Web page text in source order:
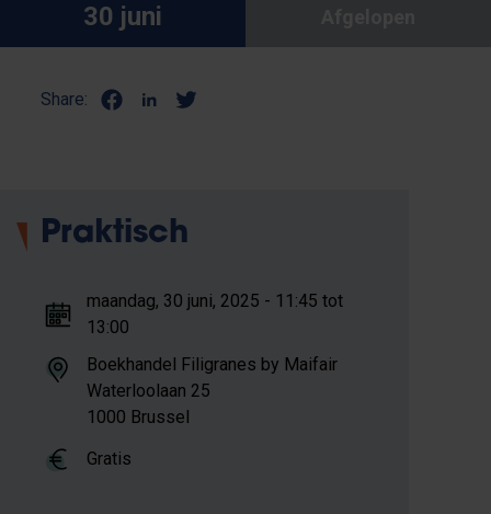
30 juni
Share:
Praktisch
maandag, 30 juni, 2025 - 11:45 tot
13:00
Boekhandel Filigranes by Maifair
Waterloolaan 25
1000 Brussel
Gratis